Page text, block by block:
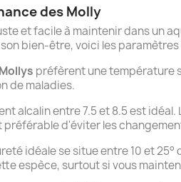
des Molly
et facile à maintenir dans un
bien-être, voici les
Mollys préfèrent une température
de maladies.
alcalin entre 7.5 et 8.5 est idéal.
préférable d'éviter les
idéale se situe entre 10 et
espèce, surtout si vous